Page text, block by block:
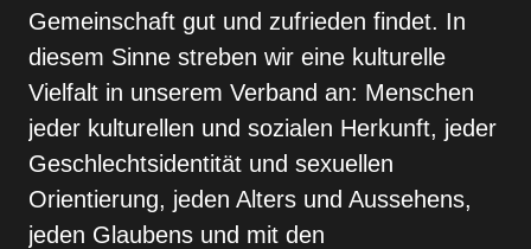
Gemeinschaft gut und zufrieden findet. In
diesem Sinne streben wir eine kulturelle
Vielfalt in unserem Verband an: Menschen
jeder kulturellen und sozialen Herkunft, jeder
Geschlechtsidentität und sexuellen
Orientierung, jeden Alters und Aussehens,
jeden Glaubens und mit den